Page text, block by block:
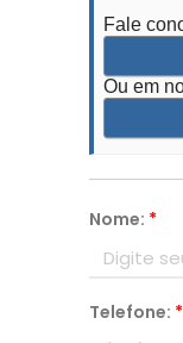
Fale
Ou em
Nome: *
Telefone: *